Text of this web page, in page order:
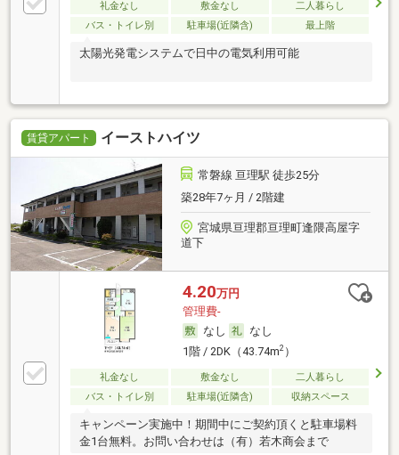
礼金なし 敷金なし
二人暮らし
バス・トイレ別
駐車場(近隣含) 最上階
太陽光発電システムで日中の電気利用可能
賃貸アパート イーストハイツ
常磐線 亘理駅 徒歩25分
築28年7ヶ月 / 2階建
宮城県亘理郡亘理町逢隈高屋字
道下
4.20万円
管理費-
なし
なし
1階 / 2DK（43.74m2）
礼金なし 敷金なし
二人暮らし
バス・トイレ別
駐車場(近隣含) 収納スペース
キャンペーン実施中！期間中にご契約頂くと駐車場料
金1台無料。お問い合わせは（有）若木商会まで